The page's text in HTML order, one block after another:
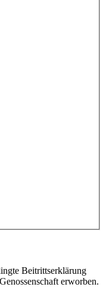
Beitrittserklärung
erworben.